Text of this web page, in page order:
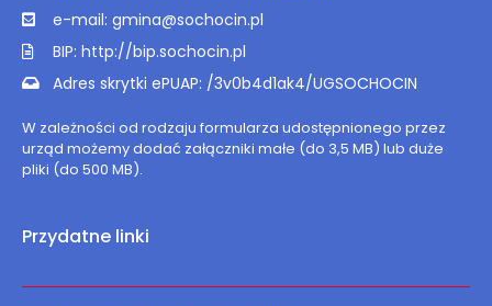
e-mail: gmina@sochocin.pl
BIP: http://bip.sochocin.pl
Adres skrytki ePUAP: /3v0b4d1ak4/UGSOCHOCIN
W zależności od rodzaju formularza udostępnionego przez
urząd możemy dodać załączniki małe (do 3,5 MB) lub duże
pliki (do 500 MB).
Przydatne linki